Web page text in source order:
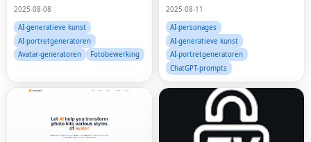
2025-08-08
AI-generatieve kunst
AI-portretgeneratoren
Avatar-generatoren
Fotobewerking
2025-08-11
AI-personages
AI-generatieve kunst
AI-portretgeneratoren
ChatGPT-prompts